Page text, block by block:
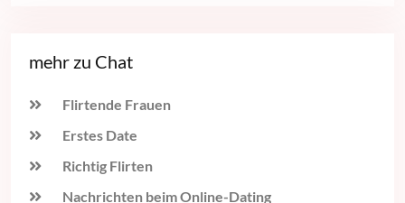
mehr zu Chat
Flirtende Frauen
Erstes Date
Richtig Flirten
Nachrichten beim Online-Dating